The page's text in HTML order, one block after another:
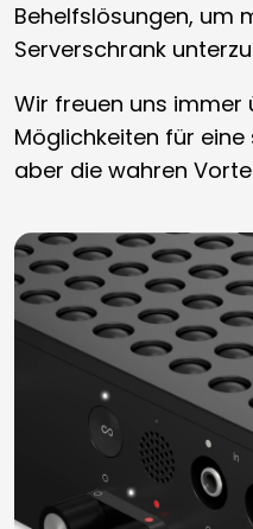
Behelfslösungen, um
Serverschrank
Wir freuen uns immer
Möglichkeiten für
aber die wahren